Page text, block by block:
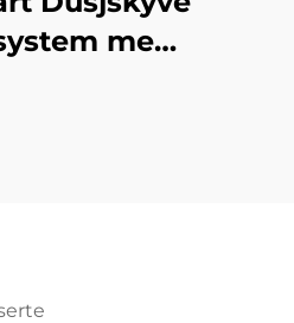
med